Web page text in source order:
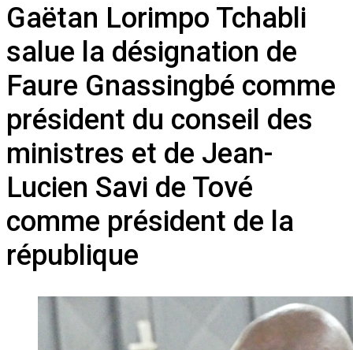
Gaëtan Lorimpo Tchabli
salue la désignation de
Faure Gnassingbé comme
président du conseil des
ministres et de Jean-
Lucien Savi de Tové
comme président de la
république